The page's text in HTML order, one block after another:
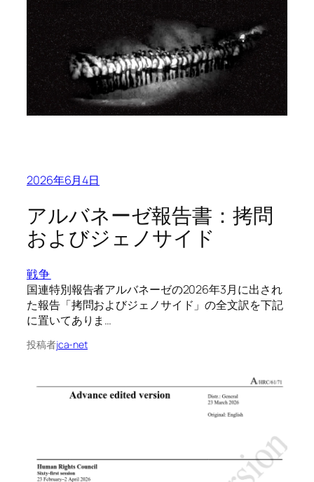
2026年6月4日
アルバネーゼ報告書：拷問
およびジェノサイド
戦争
国連特別報告者アルバネーゼの2026年3月に出され
た報告「拷問およびジェノサイド」の全文訳を下記
に置いてありま…
投稿者jca-net